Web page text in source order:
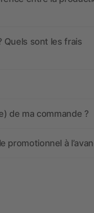
Quels sont les frais
de ma commande ?
promotionnel à